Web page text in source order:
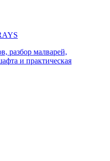
разбор малварей,
и практическая